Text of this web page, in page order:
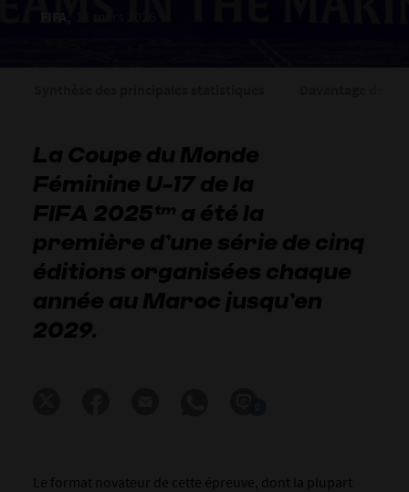
La Coupe du Monde
Féminine U-17 de la
FIFA 2025™ a été la
première d’une série de cinq
éditions organisées chaque
année au Maroc jusqu’en
2029.
Le format novateur de cette épreuve, dont la plupart